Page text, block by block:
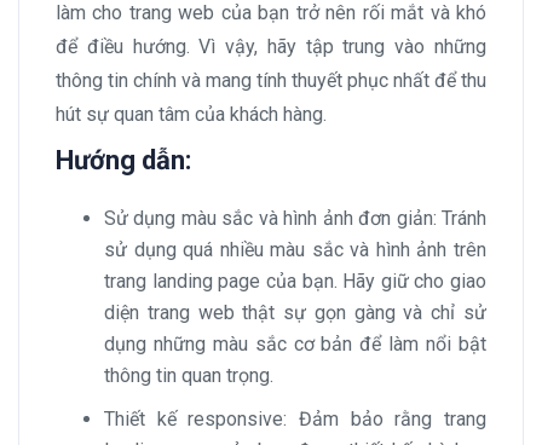
làm cho trang web của bạn trở nên rối mắt và khó
để điều hướng. Vì vậy, hãy tập trung vào những
thông tin chính và mang tính thuyết phục nhất để thu
hút sự quan tâm của khách hàng.
Hướng dẫn:
Sử dụng màu sắc và hình ảnh đơn giản: Tránh
sử dụng quá nhiều màu sắc và hình ảnh trên
trang landing page của bạn. Hãy giữ cho giao
diện trang web thật sự gọn gàng và chỉ sử
dụng những màu sắc cơ bản để làm nổi bật
thông tin quan trọng.
Thiết kế responsive: Đảm bảo rằng trang